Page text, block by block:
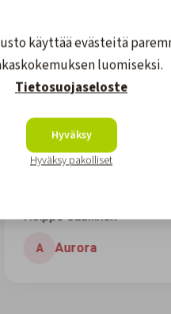
käyttää evästeitä
luomiseksi.
Tietosuojaseloste
Hyväksy
Hyväksy pakolliset